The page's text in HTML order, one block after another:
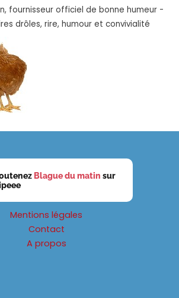
fournisseur officiel de bonne humeur -
drôles, rire, humour et convivialité
Blague du matin sur
Mentions légales
Contact
A propos